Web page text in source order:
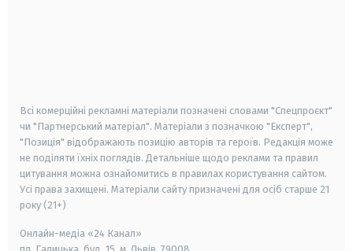
Всі комерційні рекламні матеріали позначені словами "Спецпроєкт"
чи "Партнерський матеріал". Матеріали з позначкою "Експерт",
"Позиція" відображають позицію авторів та героїв. Редакція може
не поділяти їхніх поглядів. Детальніше щодо реклами та правил
цитування можна ознайомитись в правилах користування сайтом.
Усі права захищені. Матеріали сайту призначені для осіб старше 21
року (21+)
Онлайн-медіа «24 Канал»